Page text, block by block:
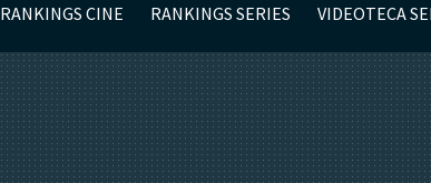
RANKINGS CINE RANKINGS SERIES VIDEOTECA